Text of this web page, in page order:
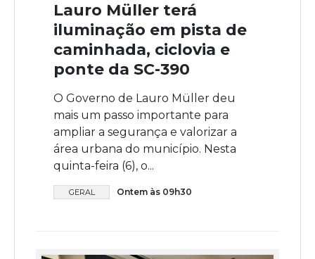
Lauro Müller terá
iluminação em pista de
caminhada, ciclovia e
ponte da SC-390
O Governo de Lauro Müller deu
mais um passo importante para
ampliar a segurança e valorizar a
área urbana do município. Nesta
quinta-feira (6), o...
GERAL Ontem às 09h30